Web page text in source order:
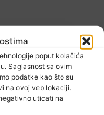
poput kolačića
Saglasnost sa ovim
podatke kao što su
na ovoj veb lokaciji.
uticati na